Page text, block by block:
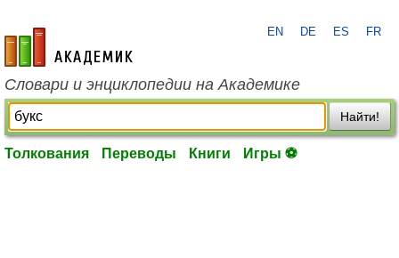
academic.ru
EN DE ES FR
Словари и энциклопедии на Академике
Найти!
Толкования Переводы Книги Игры ⚽